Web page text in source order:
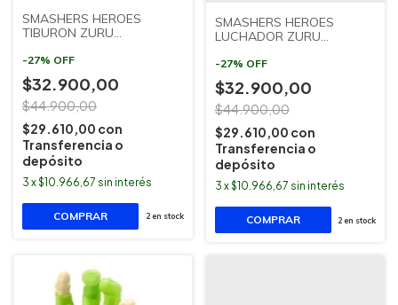
SMASHERS HEROES
TIBURON ZURU
-27% OFF
$32.900,00
$44.900,00
$29.610,00 con
Transferencia o
depósito
3 x$10.966,67 sin interés
2en stock
SMASHERS HEROES
LUCHADOR ZURU
-27% OFF
$32.900,00
$44.900,00
$29.610,00 con
Transferencia o
depósito
3 x$10.966,67 sin interés
2en stock